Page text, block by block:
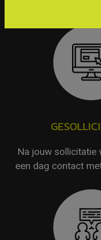
Na jouw sollicitatie
een dag contact